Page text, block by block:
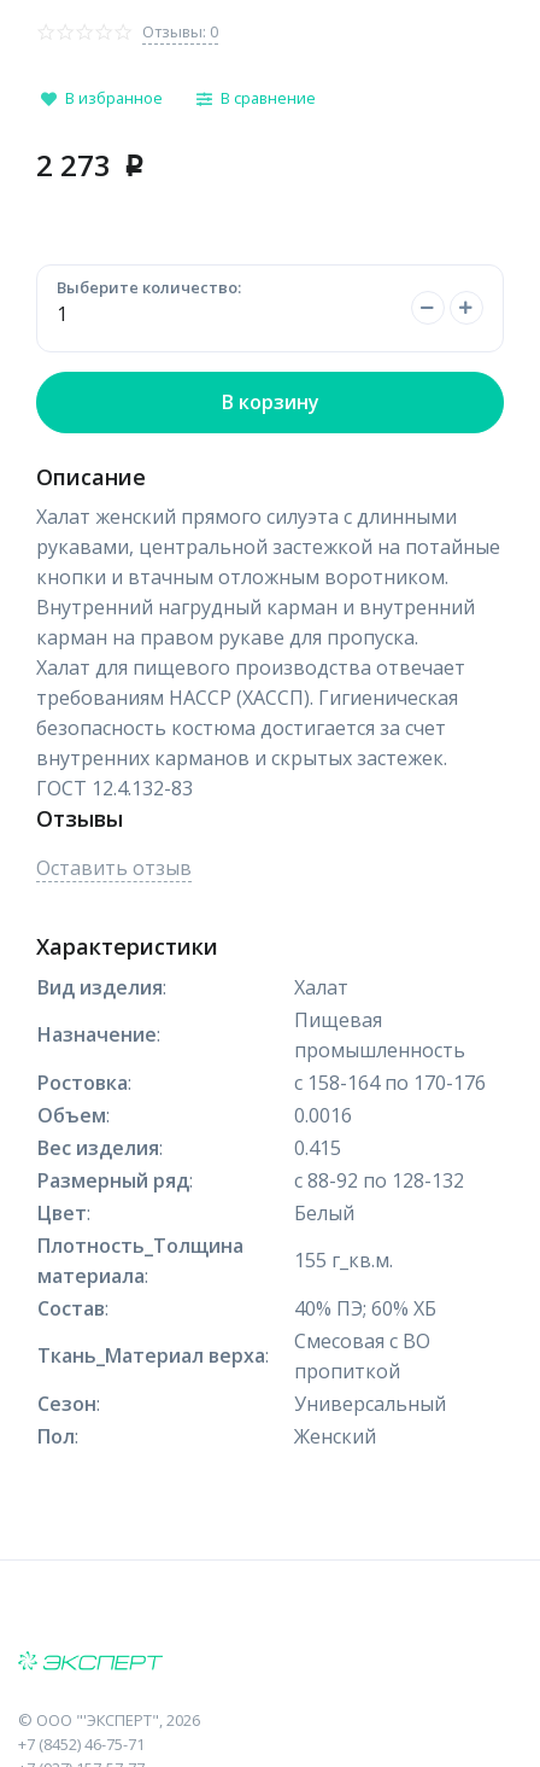
Отзывы: 0
В избранное В сравнение
2 273 p
Выберите количество:
В корзину
Описание
Халат женский прямого силуэта с длинными
рукавами, центральной застежкой на потайные
кнопки и втачным отложным воротником.
Внутренний нагрудный карман и внутренний
карман на правом рукаве для пропуска.
Халат для пищевого производства отвечает
требованиям НАССР (ХАССП). Гигиеническая
безопасность костюма достигается за счет
внутренних карманов и скрытых застежек.
ГОСТ 12.4.132-83
Отзывы
Оставить отзыв
Характеристики
Вид изделия:
Халат
Назначение:
Пищевая
промышленность
Ростовка:
с 158-164 по 170-176
Объем:
0.0016
Вес изделия:
0.415
Размерный ряд:
с 88-92 по 128-132
Цвет:
Белый
Плотность_Толщина
материала:
155 г_кв.м.
Состав:
40% ПЭ; 60% ХБ
Ткань_Материал верха:
Смесовая с ВО
пропиткой
Сезон:
Универсальный
Пол: Женский
© ООО "'ЭКСПЕРТ", 2026
+7 (8452) 46-75-71